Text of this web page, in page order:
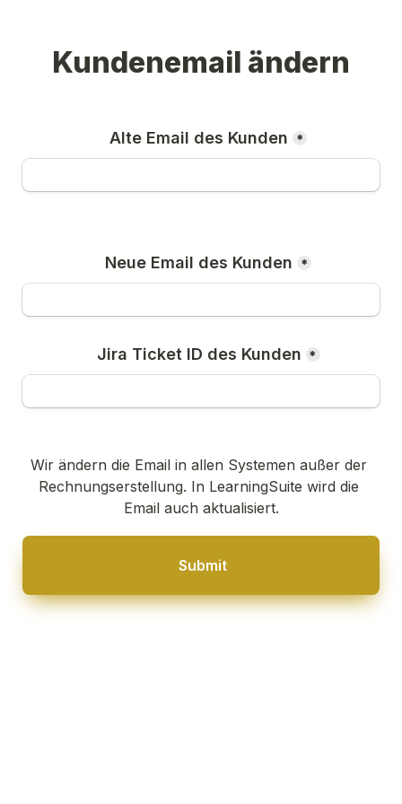
Kundenemail ändern
Alte Email des Kunden *
Neue Email des Kunden *
Jira Ticket ID des Kunden *
Wir ändern die Email in allen Systemen außer der
Rechnungserstellung. In LearningSuite wird die
Email auch aktualisiert.
Submit